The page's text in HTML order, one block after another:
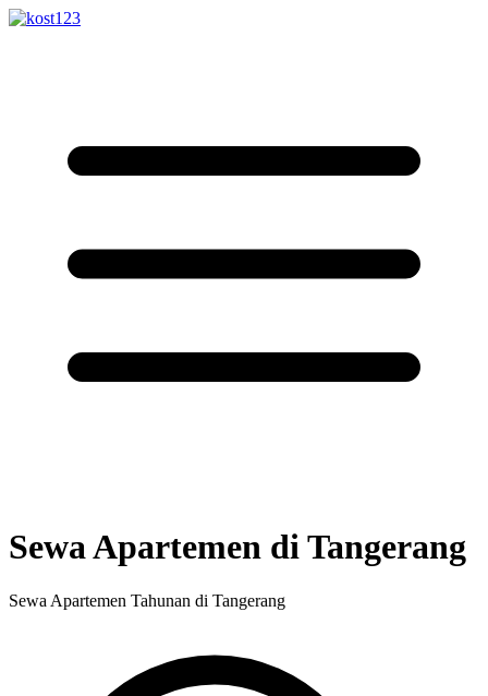
Sewa Apartemen di Tangerang
Sewa Apartemen Tahunan di Tangerang